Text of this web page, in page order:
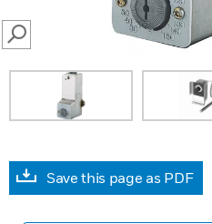
SEARCH
Save this page as PDF